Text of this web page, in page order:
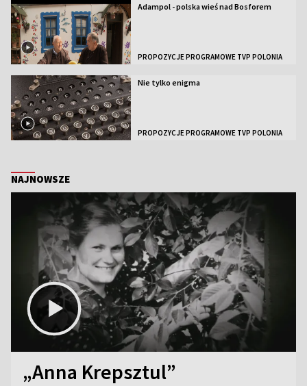
Adampol - polska wieś nad Bosforem
PROPOZYCJE PROGRAMOWE TVP POLONIA
Nie tylko enigma
PROPOZYCJE PROGRAMOWE TVP POLONIA
NAJNOWSZE
„Anna Krepsztul”